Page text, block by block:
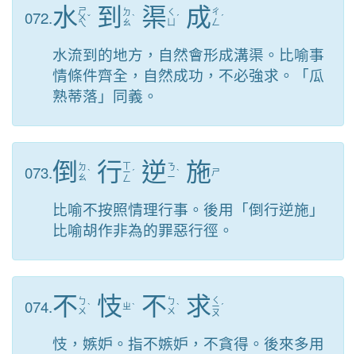
072.水ㄕ
ㄨ
ㄟ
ˇ 到
ㄉ
ㄠˋ 渠 ㄑ
ˊ 成ㄔ
ㄥ ˊ
水流到的地方，自然會形成溝渠。比喻事
情條件齊全，自然成功，不必強求。「瓜
熟蒂落」同義。
073.倒
ㄉ
ㄠˋ 行ㄒ
ㄧ
ㄥ
ˊ 逆 ㄋ
ㄧˋ 施ㄕ
比喻不按照情理行事。後用「倒行逆施」
比喻胡作非為的罪惡行徑。
074.不 ㄅ
ㄨ ˋ 忮ㄓˋ 不 ㄅ
ㄨ ˋ 求 ㄑ
ㄧ
ㄡ
ˊ
忮，嫉妒。指不嫉妒，不貪得。後來多用